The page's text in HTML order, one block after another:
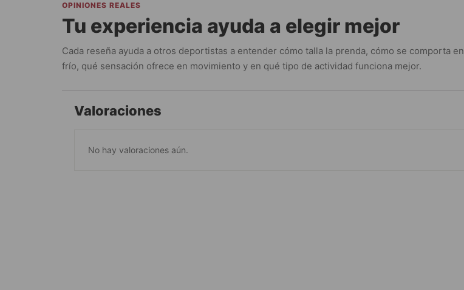
OPINIONES REALES
Tu experiencia ayuda a elegir mejor
Cada reseña ayuda a otros deportistas a entender cómo talla la prenda, cómo se comporta en
frío, qué sensación ofrece en movimiento y en qué tipo de actividad funciona mejor.
Valoraciones
No hay valoraciones aún.